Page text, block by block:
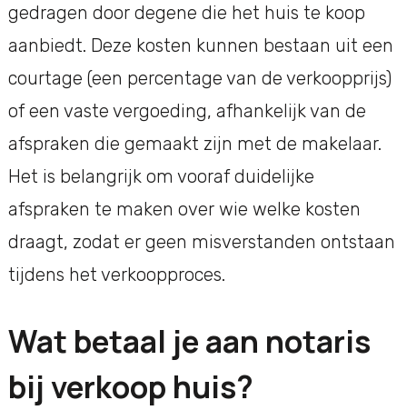
gedragen door degene die het huis te koop
aanbiedt. Deze kosten kunnen bestaan uit een
courtage (een percentage van de verkoopprijs)
of een vaste vergoeding, afhankelijk van de
afspraken die gemaakt zijn met de makelaar.
Het is belangrijk om vooraf duidelijke
afspraken te maken over wie welke kosten
draagt, zodat er geen misverstanden ontstaan
tijdens het verkoopproces.
Wat betaal je aan notaris
bij verkoop huis?